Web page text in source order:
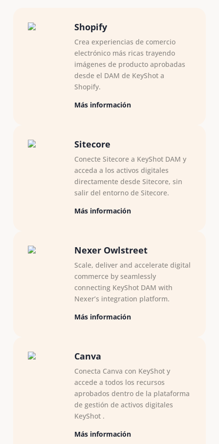
Shopify
Crea experiencias de comercio
electrónico más ricas trayendo
imágenes de producto aprobadas
desde el DAM de KeyShot a
Shopify.
Más información
Sitecore
Conecte Sitecore a KeyShot DAM y
acceda a los activos digitales
directamente desde Sitecore, sin
salir del entorno de Sitecore.
Más información
Nexer Owlstreet
Scale, deliver and accelerate digital
commerce by seamlessly
connecting KeyShot DAM with
Nexer’s integration platform.
Más información
Canva
Conecta Canva con KeyShot y
accede a todos los recursos
aprobados dentro de la plataforma
de gestión de activos digitales
KeyShot .
Más información